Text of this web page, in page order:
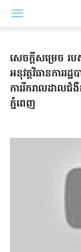
សេចក្តីសម្រេច រប
អនុវត្តវិធានការរ
ការរីករាលដាលជំ
ភ្នំពេញ